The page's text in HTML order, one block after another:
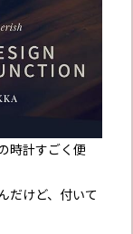
時計すごく便
だけど、付いて